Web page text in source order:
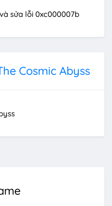
sửa lỗi 0xc000007b
Cosmic Abyss